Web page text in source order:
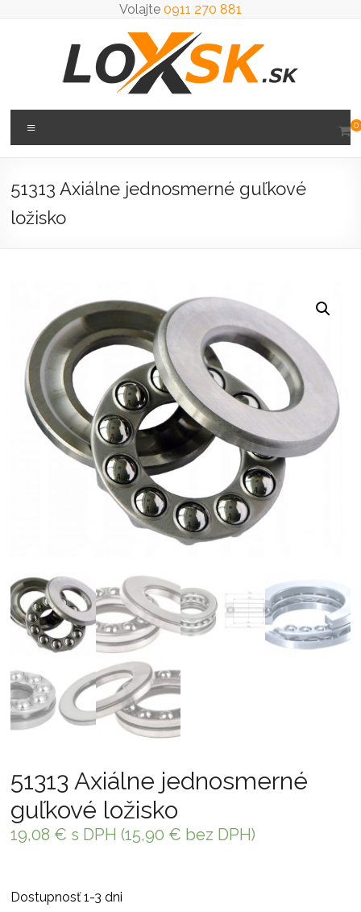
Volajte 0911 270 881
Loxsk
predaj
0
51313 Axiálne jednosmerné guľkové
ložisko
51313 Axiálne jednosmerné
guľkové ložisko
19,08 € s DPH (15,90 € bez DPH)
Dostupnosť 1-3 dni